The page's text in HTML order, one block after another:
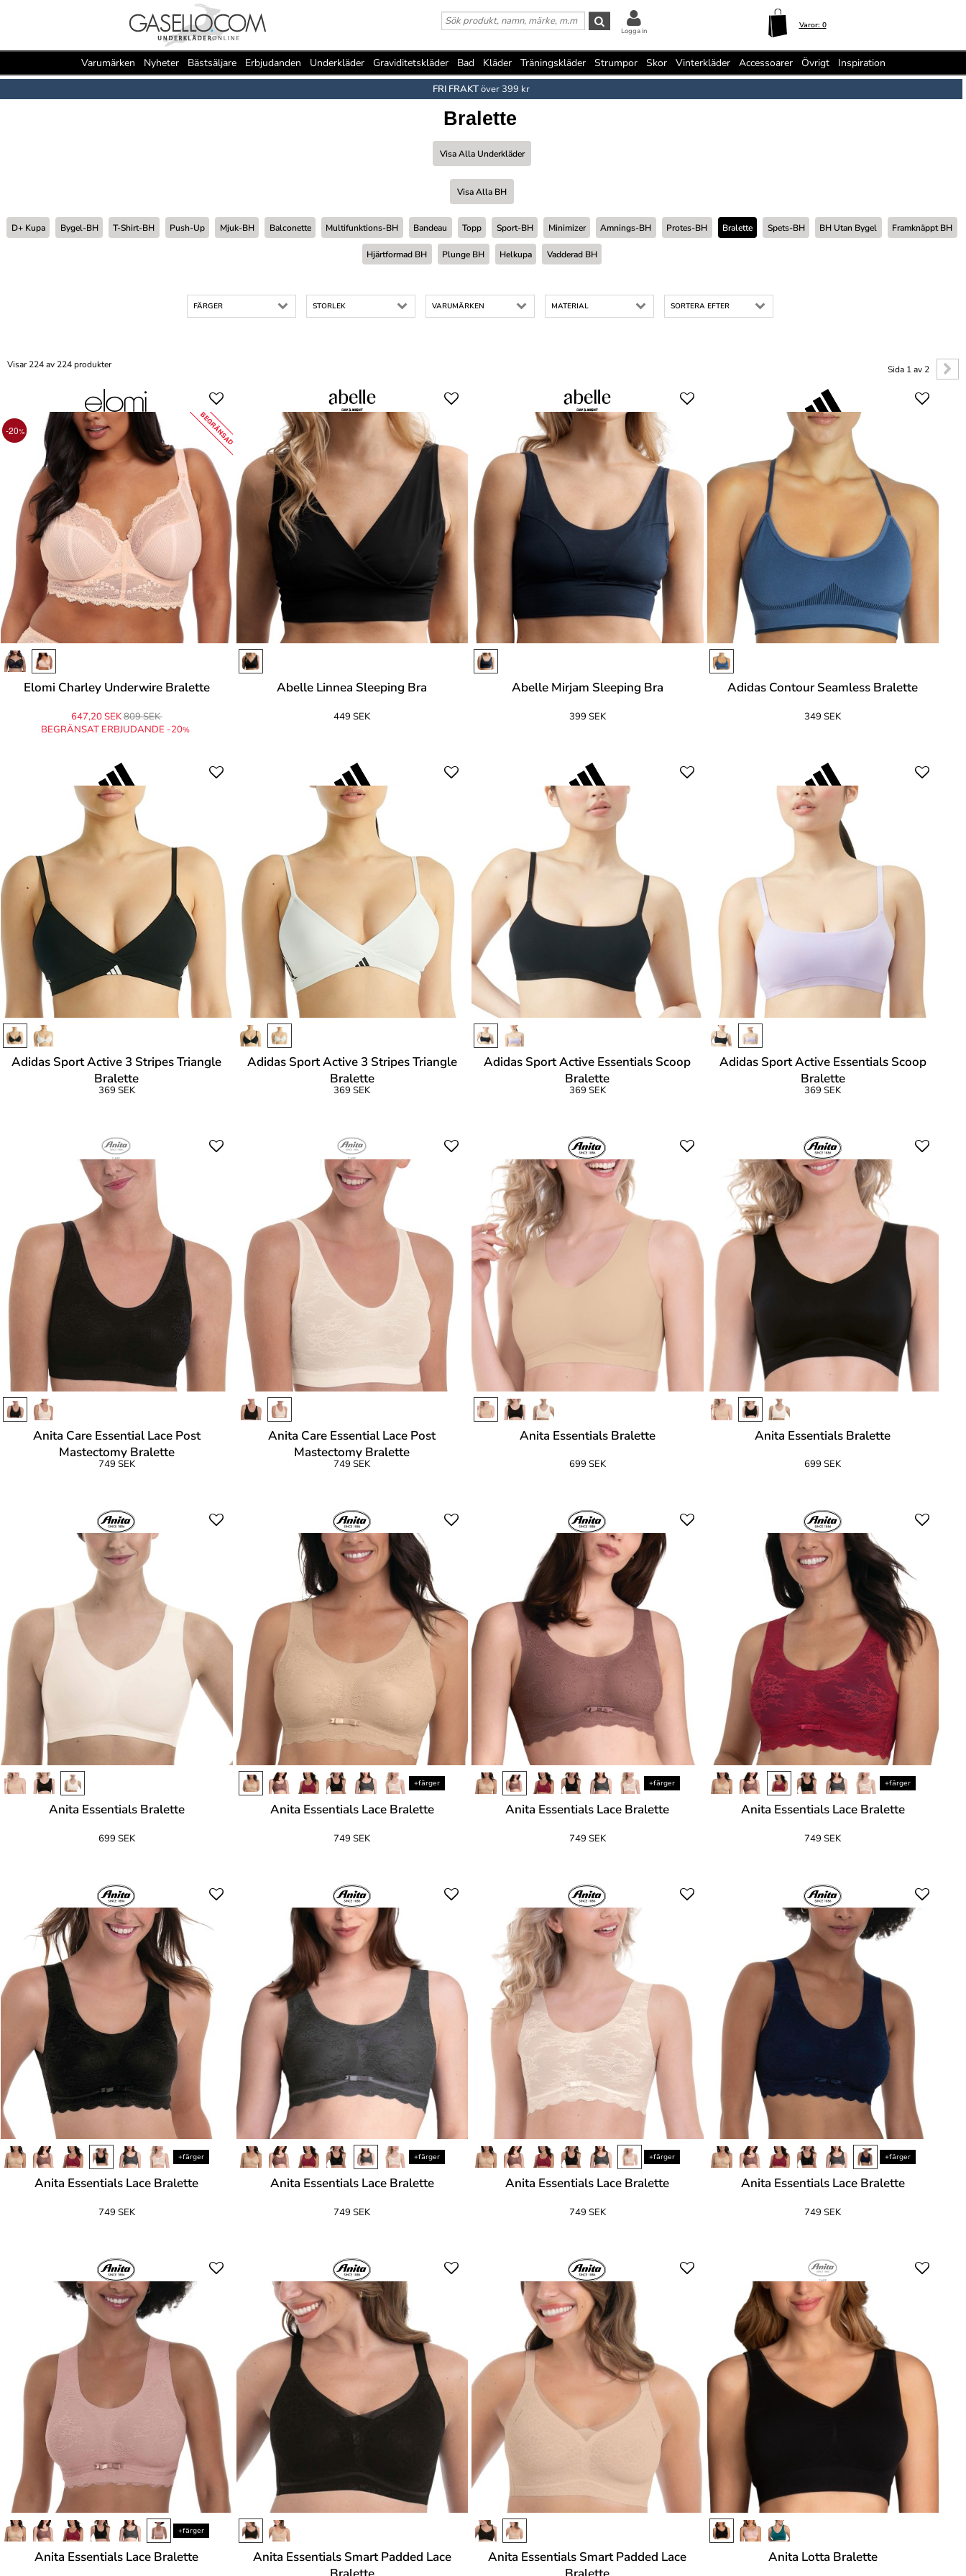
Varor: 0
Logga in
Varumärken Nyheter Bästsäljare Erbjudanden Underkläder Graviditetskläder Bad Kläder Träningskläder Strumpor Skor Vinterkläder Accessoarer Övrigt Inspiration
FRI FRAKTöver 399 kr
Bralette
Visa Alla Underkläder
Visa Alla BH
D+ Kupa Bygel-BH T-Shirt-BH Push-Up Mjuk-BH Balconette Multifunktions-BH Bandeau Topp Sport-BH Minimizer Amnings-BH Protes-BH Bralette Spets-BH BH Utan Bygel Framknäppt BH
Hjärtformad BH Plunge BH Helkupa Vadderad BH
FÄRGER STORLEK VARUMÄRKEN MATERIAL SORTERA EFTER
Sida 1 av 2
Visar 224 av 224 produkter
-20% BEGRÄNSAD
Elomi Charley Underwire Bralette
647,20 SEK809 SEK
BEGRÄNSAT ERBJUDANDE -20%
Abelle Linnea Sleeping Bra
449 SEK
Abelle Mirjam Sleeping Bra
399 SEK
Adidas Contour Seamless Bralette
349 SEK
Adidas Sport Active 3 Stripes Triangle
Bralette
369 SEK
Adidas Sport Active 3 Stripes Triangle
Bralette
369 SEK
Adidas Sport Active Essentials Scoop
Bralette
369 SEK
Adidas Sport Active Essentials Scoop
Bralette
369 SEK
Anita Care Essential Lace Post
Mastectomy Bralette
749 SEK
Anita Care Essential Lace Post
Mastectomy Bralette
749 SEK
Anita Essentials Bralette
699 SEK
Anita Essentials Bralette
699 SEK
Anita Essentials Bralette
699 SEK
+färger
Anita Essentials Lace Bralette
749 SEK
+färger
Anita Essentials Lace Bralette
749 SEK
+färger
Anita Essentials Lace Bralette
749 SEK
+färger
Anita Essentials Lace Bralette
749 SEK
+färger
Anita Essentials Lace Bralette
749 SEK
+färger
Anita Essentials Lace Bralette
749 SEK
+färger
Anita Essentials Lace Bralette
749 SEK
+färger
Anita Essentials Lace Bralette
Anita Essentials Smart Padded Lace
Anita Essentials Smart Padded Lace
Anita Lotta Bralette